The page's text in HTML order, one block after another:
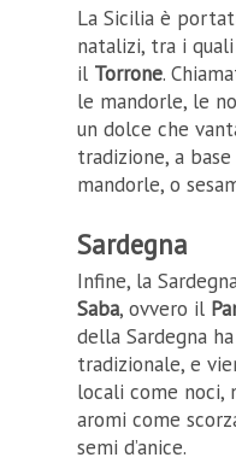
La Sicilia è
natalizi, tra i
il Torrone.
le mandorle, le
un dolce che
tradizione, a
mandorle, o
Sardegna
Infine, la
Saba, ovvero il
della Sardegna
tradizionale, e
locali come noci,
aromi come
semi d’anice.